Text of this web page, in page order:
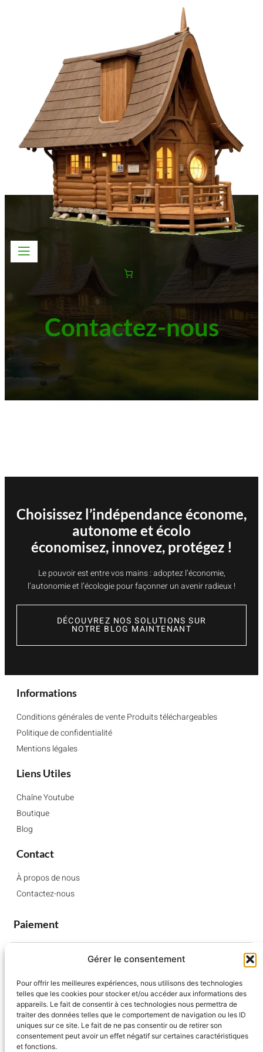
Gérer le consentement
Pour offrir les meilleures expériences, nous utilisons des technologies
telles que les cookies pour stocker et/ou accéder aux informations des
appareils. Le fait de consentir à ces technologies nous permettra de
traiter des données telles que le comportement de navigation ou les ID
uniques sur ce site. Le fait de ne pas consentir ou de retirer son
consentement peut avoir un effet négatif sur certaines caractéristiques
et fonctions.
Contactez-nous
Choisissez l’indépendance économe,
autonome et écolo
économisez, innovez, protégez !
Le pouvoir est entre vos mains : adoptez l’économie,
l’autonomie et l’écologie pour façonner un avenir radieux !
DÉCOUVREZ NOS SOLUTIONS SUR
NOTRE BLOG MAINTENANT
Informations
Conditions générales de vente Produits téléchargeables
Politique de confidentialité
Mentions légales
Liens Utiles
Chaîne Youtube
Boutique
Blog
Contact
À propos de nous
Contactez-nous
Paiement